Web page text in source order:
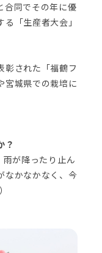
合同でその年に優
「生産者大会」
彰された「福鶴フ
宮城県での栽培に
？
が降ったり止ん
なかなかなく、今